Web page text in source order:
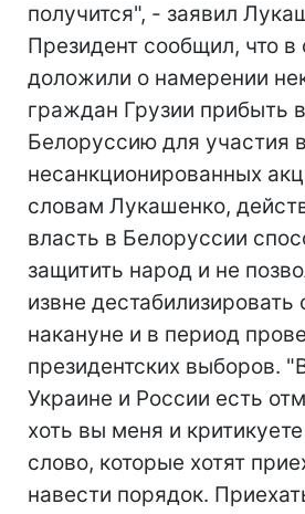
получится", - заявил
Президент сообщил, что
доложили о намерении
граждан Грузии прибыть в
Белоруссию для участия в
несанкционированных
словам Лукашенко,
власть в Белоруссии
защитить народ и не
извне дестабилизировать
накануне и в период
президентских выборов.
Украине и России есть
хоть вы меня и критикуете
слово, которые хотят
навести порядок.